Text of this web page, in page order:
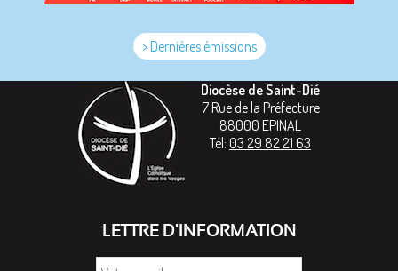
> Dernières émissions
Diocèse de Saint-Dié
7 Rue de la Préfecture
88000 EPINAL
Tél: 03 29 82 21 63
LETTRE D'INFORMATION